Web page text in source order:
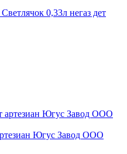
0,33л негаз дет
Югус Завод ООО